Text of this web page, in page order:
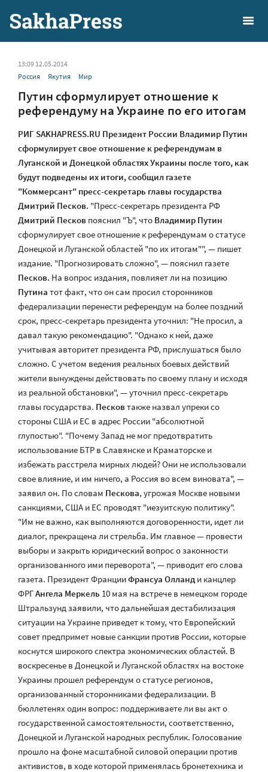
13:09 12.05.2014
Россия
Якутия Мир
Путин сформулирует отношение к
референдуму на Украине по его итогам
РИГ SAKHAPRESS.RU Президент России Владимир Путин
сформулирует свое отношение к референдумам в
Луганской и Донецкой областях Украины после того, как
будут подведены их итоги, сообщил газете
"Коммерсант" пресс-секретарь главы государства
Дмитрий Песков. "Пресс-секретарь президента РФ
Дмитрий Песков пояснил "Ъ", что Владимир Путин
сформулирует свое отношение к референдумам о статусе
Донецкой и Луганской областей "по их итогам"", — пишет
издание. "Прогнозировать сложно", — пояснил газете
Песков. На вопрос издания, повлияет ли на позицию
Путина тот факт, что он сам просил сторонников
федерализации перенести референдум на более поздний
срок, пресс-секретарь президента уточнил: "Не просил, а
давал такую рекомендацию". "Однако к ней, даже
учитывая авторитет президента РФ, прислушаться было
сложно. С учетом ведения реальных боевых действий
жители вынуждены действовать по своему плану и исходя
из реальной обстановки", — уточнил пресс-секретарь
главы государства. Песковтакже назвал упреки со
стороны США и ЕС в адрес России "абсолютной
глупостью". "Почему Запад не мог предотвратить
использование БТР в Славянске и Краматорске и
избежать расстрела мирных людей? Они не использовали
свое влияние, и им ничего, а Россия во всем виновата", —
заявил он. По словам Пескова, угрожая Москве новыми
санкциями, США и ЕС проводят "иезуитскую политику".
"Им не важно, как выполняются договоренности, идет ли
диалог, прекращена ли стрельба. Им главное — провести
выборы и закрыть юридический вопрос о законности
организованного ими переворота", — приводит его слова
газета. Президент ФранцииФрансуа Олланди канцлер
ФРГАнгела Меркель 10 мая на встрече в немецком городе
Штральзунд заявили, что дальнейшая дестабилизация
ситуации на Украине приведет к тому, что Европейский
совет предпримет новые санкции против России, которые
коснутся широкого спектра экономических областей. В
воскресенье в Донецкой и Луганской областях на востоке
Украины прошел референдум о статусе регионов,
организованный сторонниками федерализации. В
бюллетенях один вопрос: поддерживаете ли вы акт о
государственной самостоятельности, соответственно,
Донецкой и Луганской народных республик. Голосование
прошло на фоне масштабной силовой операции против
активистов, в ходе которой применялась бронетехника и